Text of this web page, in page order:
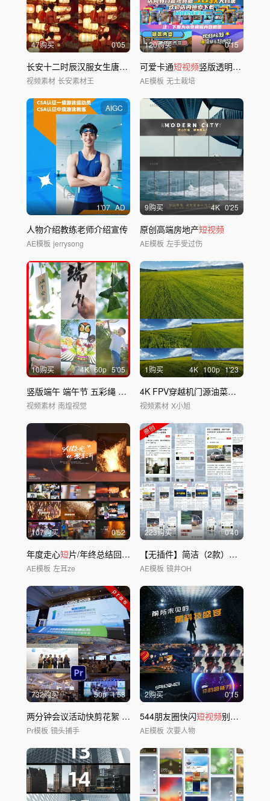
47购买 0'05
长安十二时辰汉服女生唐风街拍古风人像
视频素材 长安素材王
120购买 0'15
可爱卡通短视频竖版透明边框AE模板12
AE模板 无土栽培
AIGC
1'07 AD
人物介绍教练老师介绍宣传
AE模板 jerrysong
9购买 4K 0'25
原创高端房地产短视频
AE模板 左手受过伤
10购买 4K 60p 5'05
竖版端午 端午节 五彩绳 粽子端午 短视频
视频素材 南煌视觉
1购买 4K 100p 1'23
4K FPV穿越机门源油菜花大西北
视频素材 X小旭
107购买 0'52
年度走心短片/年终总结回顾/混剪开场
AE模板 左耳ze
223购买 0'40
【无插件】简洁（2款）手机图片新闻媒体
AE模板 镜井OH
732购买 50p 1'58
两分钟会议活动快剪花絮 2020PR模板
Pr模板 镜头捕手
2购买 0'15
544朋友圈快闪短视频别眨眼活动预告模板
AE模板 次要人物